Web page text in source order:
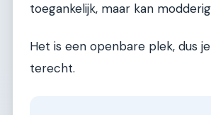
toegankelijk, maar kan
Het is een openbare plek, dus
terecht.